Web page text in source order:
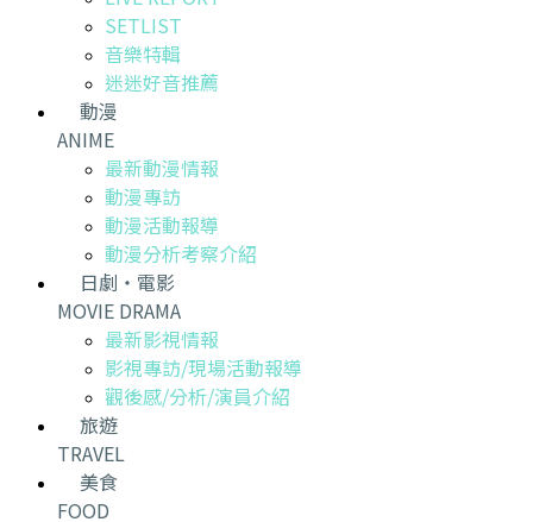
SETLIST
音樂特輯
迷迷好音推薦
動漫
ANIME
最新動漫情報
動漫專訪
動漫活動報導
動漫分析考察介紹
日劇・電影
MOVIE DRAMA
最新影視情報
影視專訪/現場活動報導
觀後感/分析/演員介紹
旅遊
TRAVEL
美食
FOOD